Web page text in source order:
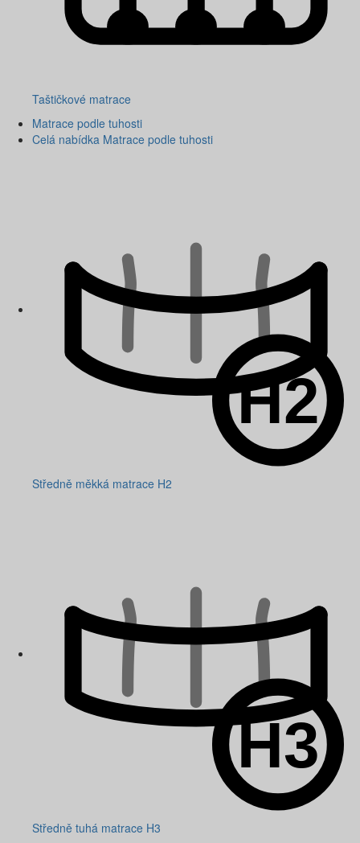
Taštičkové matrace
Matrace podle tuhosti
Celá nabídka Matrace podle tuhosti
Středně měkká matrace H2
Středně tuhá matrace H3